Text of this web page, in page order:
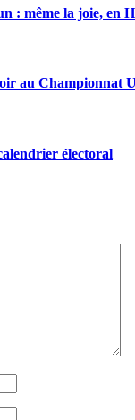
: même la joie, en
au Championnat
électoral